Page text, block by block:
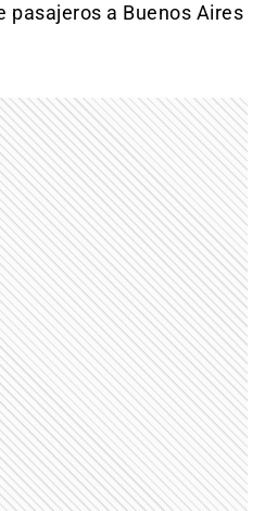
pasajeros a Buenos Aires